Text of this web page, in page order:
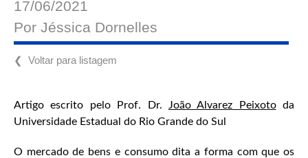
17/06/2021
Por Jéssica Dornelles
❮ Voltar para listagem
Artigo escrito pelo Prof. Dr. João Alvarez Peixotoda
Universidade Estadual do Rio Grande do Sul
O mercado de bens e consumo dita a forma com que os